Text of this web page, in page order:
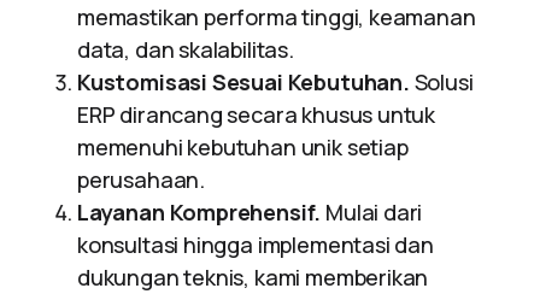
memastikan performa tinggi, keamanan
data, dan skalabilitas.
Kustomisasi Sesuai Kebutuhan. Solusi
ERP dirancang secara khusus untuk
memenuhi kebutuhan unik setiap
perusahaan.
Layanan Komprehensif. Mulai dari
konsultasi hingga implementasi dan
dukungan teknis, kami memberikan